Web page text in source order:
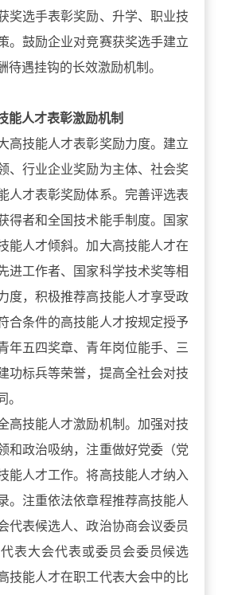
奖选手表彰奖励、升学、职业技
。鼓励企业对竞赛获奖选手建立
待遇挂钩的长效激励机制。
能人才表彰激励机制
技能人才表彰奖励力度。建立
、行业企业奖励为主体、社会奖
人才表彰奖励体系。完善评选表
得者和全国技术能手制度。国家
能人才倾斜。加大高技能人才在
进工作者、国家科学技术奖等相
度，积极推荐高技能人才享受政
合条件的高技能人才按规定授予
年五四奖章、青年岗位能手、三
功标兵等荣誉，提高全社会对技
。
技能人才激励机制。加强对技
和政治吸纳，注重做好党委（党
能人才工作。将高技能人才纳入
。注重依法依章程推荐高技能人
代表候选人、政治协商会议委员
表大会代表或委员会委员候选
技能人才在职工代表大会中的比